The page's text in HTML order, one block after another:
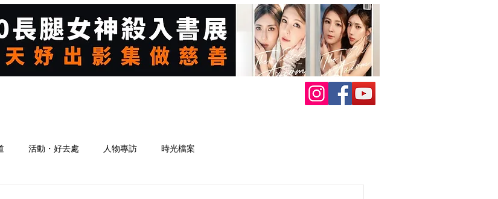
活動・好去處 人物專訪 時光檔案